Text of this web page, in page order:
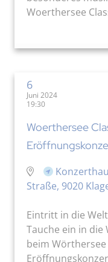
Woerthersee
6
Juni 2024
19:30
Woerthersee
Straße, 9020
Eintritt in die
Tauche ein in die
beim Wörthersee